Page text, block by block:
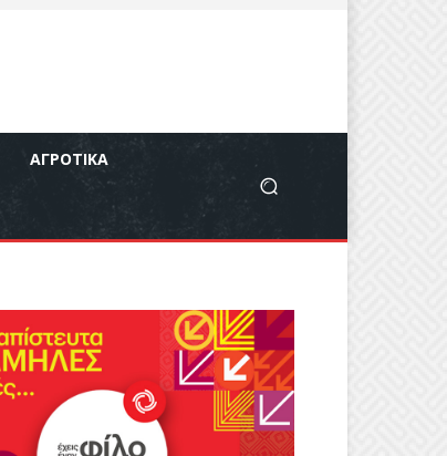
ΑΓΡΟΤΙΚΆ